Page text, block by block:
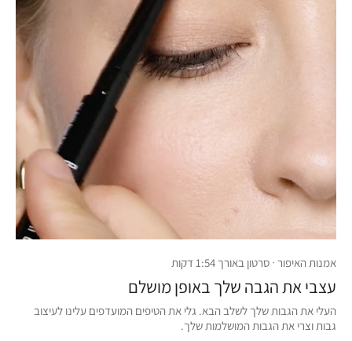
אמנות האיפור · סרטון באורך 1:54 דקות
עצבי את הגבה שלך באופן מושלם
העלי את הגבות שלך לשלב הבא. גלי את הטיפים המועדפים עלינו לעיצוב
גבות וצרי את הגבות המושלמות שלך.